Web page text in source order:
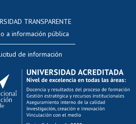
docente
académica
al AUCAI
Funcionarias/os
internos de capacitación
TRANSPARENTE
a información pública
de información